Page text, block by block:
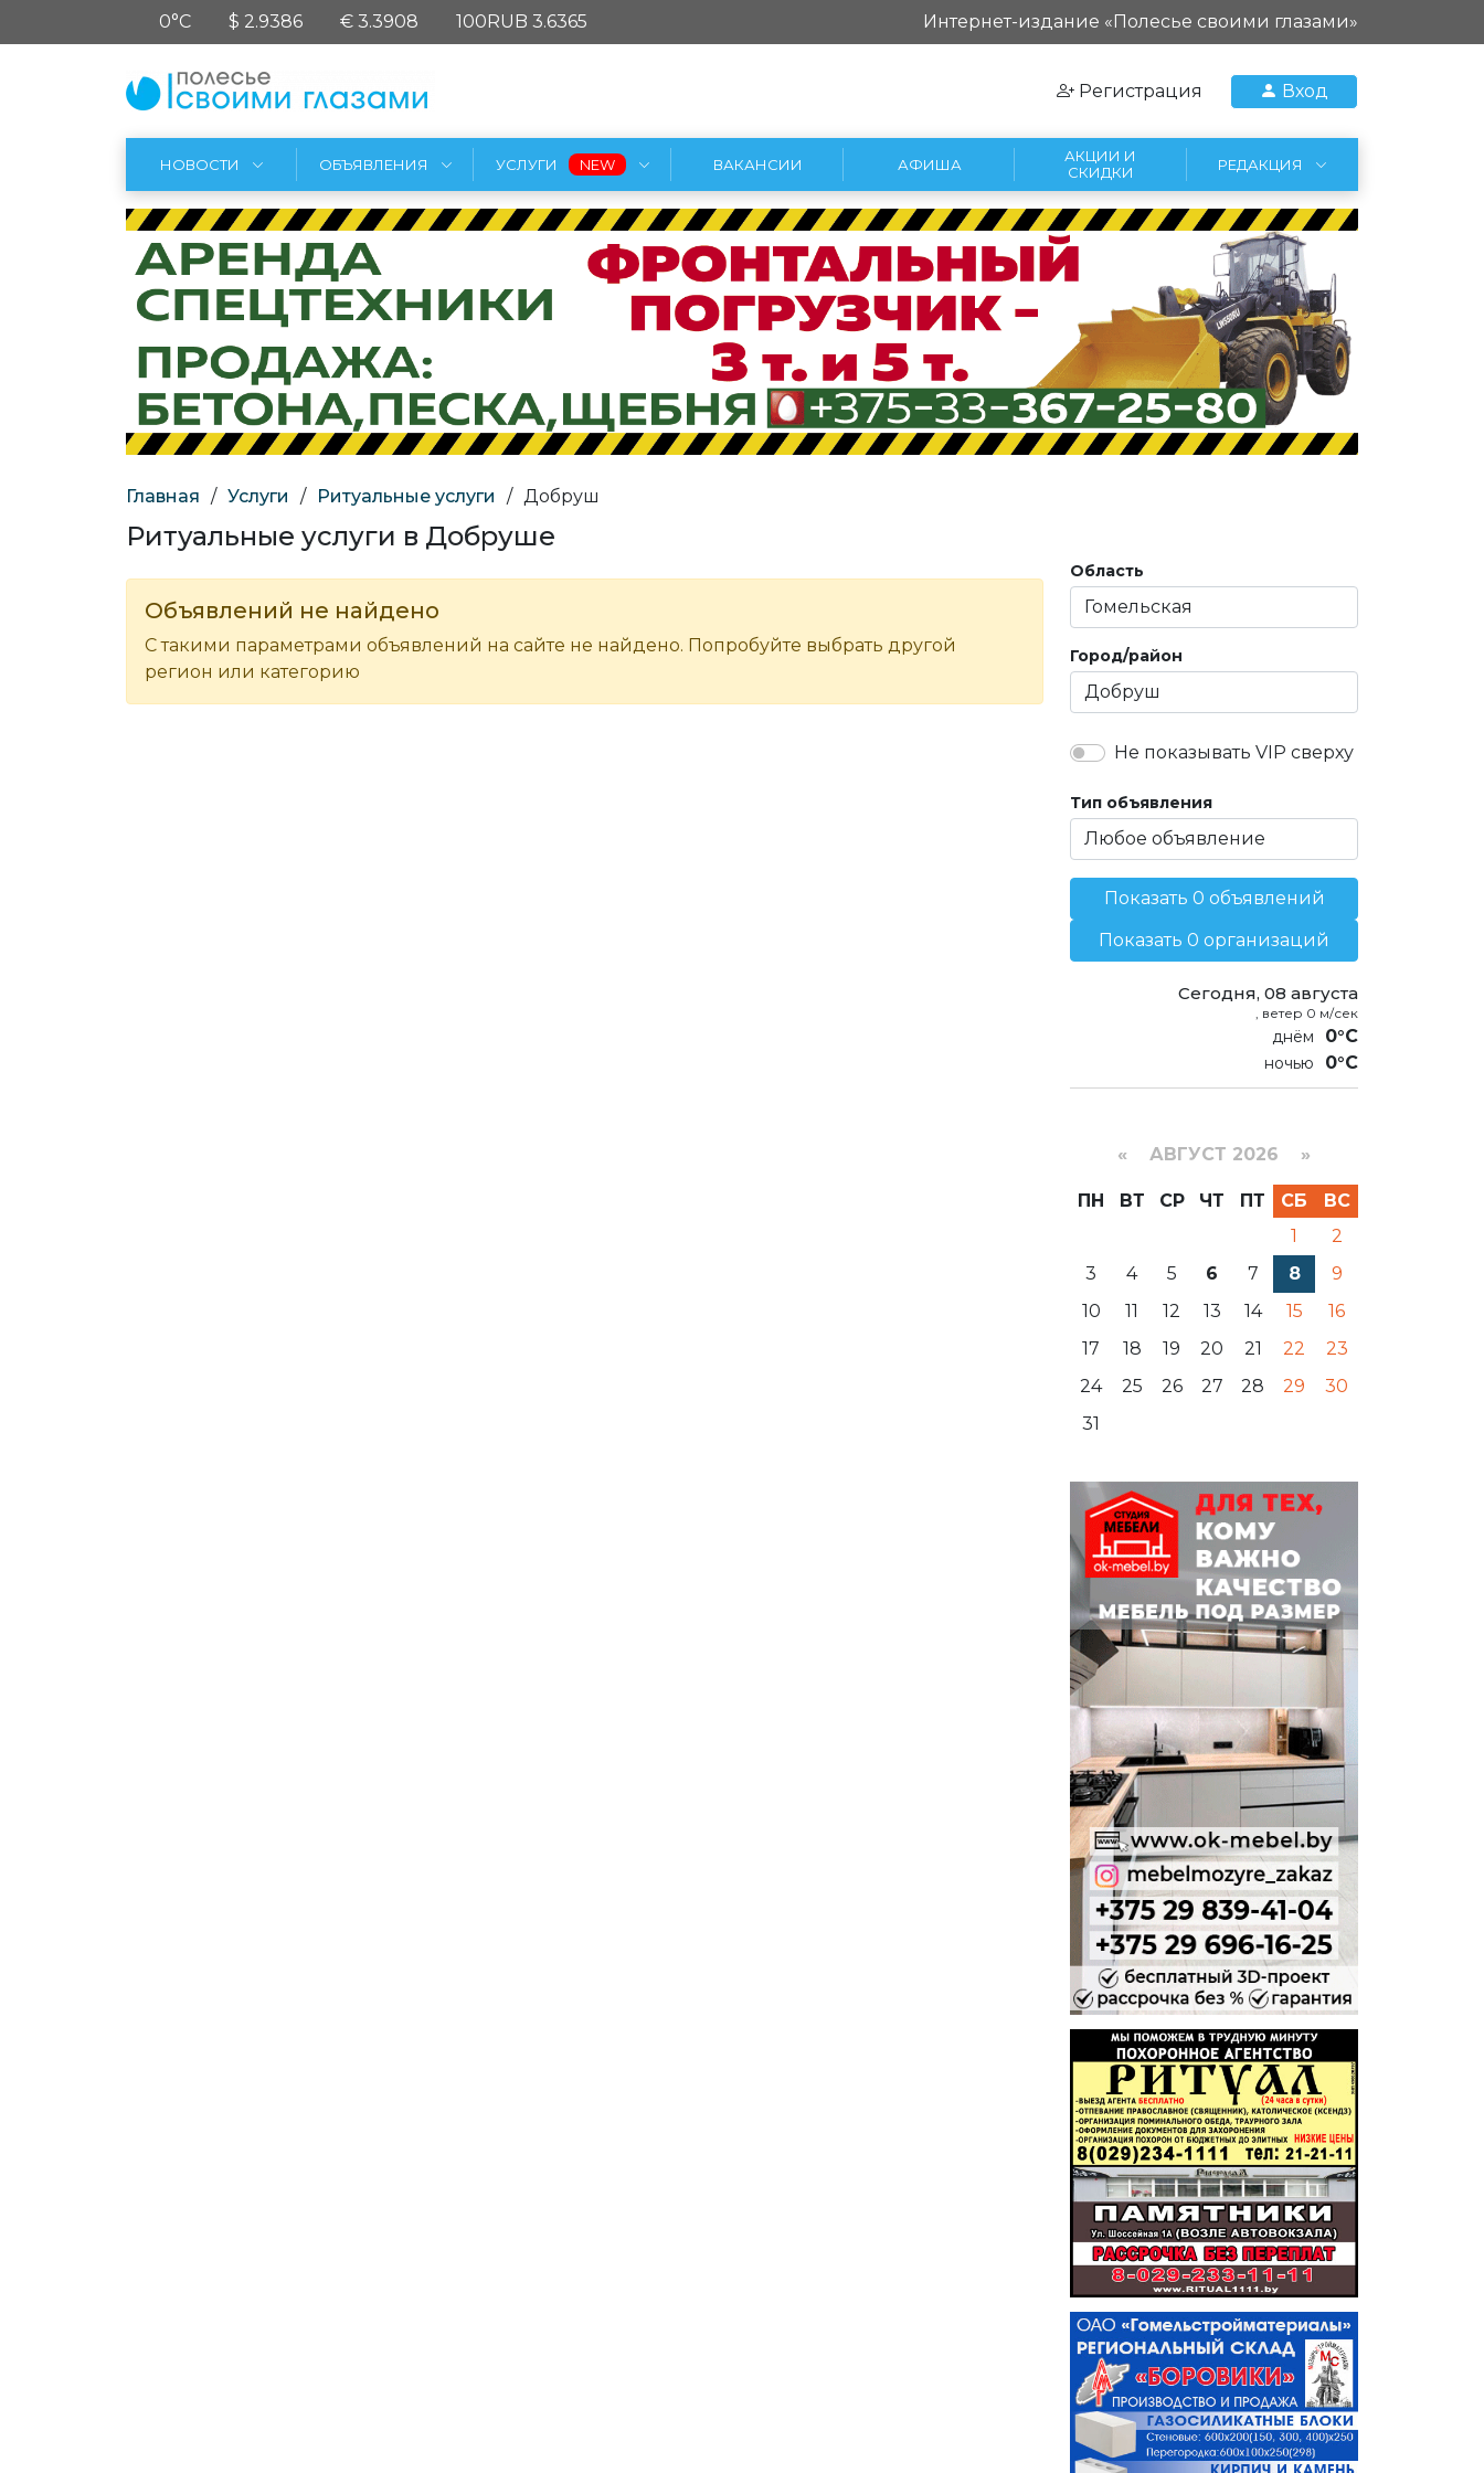
0°C $ 2.9386 € 3.3908 100RUB 3.6365 Интернет-издание «Полесье своими глазами»
Регистрация Вход
НОВОСТИ ОБЪЯВЛЕНИЯ УСЛУГИ ВАКАНСИИ АФИША
АКЦИИ И
СКИДКИ
РЕДАКЦИЯ
Главная / Услуги / Ритуальные услуги / Добруш
Ритуальные услуги в Добруше
Объявлений не найдено
С такими параметрами объявлений на сайте не найдено. Попробуйте выбрать другой
регион или категорию
Область
Город/район
Не показывать VIP сверху
Тип объявления
Показать 0 объявлений
Показать 0 организаций
Сегодня, 08 августа
, ветер 0 м/сек
0°C
0°C
« АВГУСТ 2026 »
ПН ВТ СР ЧТ ПТ СБ
ВС
1
2
3
4 5 6 7 8
9
10
11 12 13 14 15
16
17
18 19 20 21 22
23
24
25 26 27 28 29
30
31